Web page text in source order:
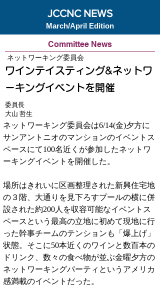
JCCNC NEWS
March/April Edition
Committee News
ネットワーキング委員会
ワインテイスティング&ネットワ
ーキングイベントを開催
委員長
大山 哲生
ネットワーキング委員会は6/14(金)夕方に
サンアントニオのマンションのイベントス
ペースにて100名近くが参加したネットワ
ーキングイベントを開催した。
場所はきれいに区画整理された新興住宅地
の３階、大通りを見下ろすプールの横に併
設された約200人を収容可能なイベントス
ペースという最高の立地に初めて現地に行
った幹事チームのテンションも「爆上げ」
状態。そこに50本近くのワインと数百本の
ドリンク、数々の食べ物が並ぶ金曜夕方の
ネットワーキングパーティというアメリカ
感満載のイベントだった。